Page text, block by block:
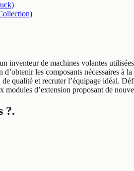
inventeur de machines volantes
d’obtenir les composants nécessaires
qualité et recruter l’équipage idéal.
modules d’extension proposant de
?.